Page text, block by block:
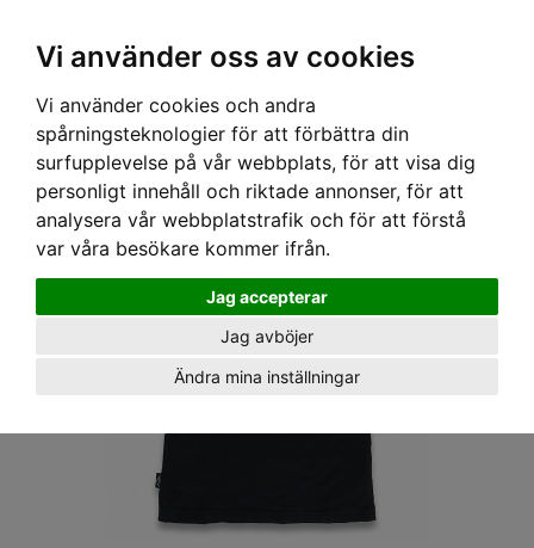
Vi använder oss av cookies
Vi använder cookies och andra
spårningsteknologier för att förbättra din
surfupplevelse på vår webbplats, för att visa dig
personligt innehåll och riktade annonser, för att
analysera vår webbplatstrafik och för att förstå
var våra besökare kommer ifrån.
Jag accepterar
Jag avböjer
Ändra mina inställningar
Hem› DAM›T-SHIRT › LIQOURBRAND T-SHIRT - ELECTRIC PIG